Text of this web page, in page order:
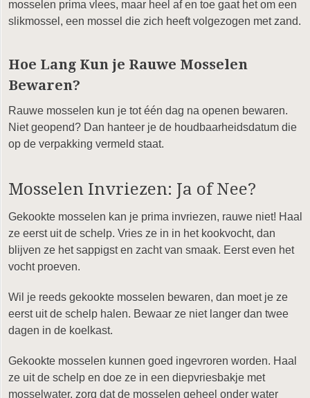
mosselen prima vlees, maar heel af en toe gaat het om een
slikmossel, een mossel die zich heeft volgezogen met zand.
Hoe Lang Kun je Rauwe Mosselen
Bewaren?
Rauwe mosselen kun je tot één dag na openen bewaren.
Niet geopend? Dan hanteer je de houdbaarheidsdatum die
op de verpakking vermeld staat.
Mosselen Invriezen: Ja of Nee?
Gekookte mosselen kan je prima invriezen, rauwe niet! Haal
ze eerst uit de schelp. Vries ze in in het kookvocht, dan
blijven ze het sappigst en zacht van smaak. Eerst even het
vocht proeven.
Wil je reeds gekookte mosselen bewaren, dan moet je ze
eerst uit de schelp halen. Bewaar ze niet langer dan twee
dagen in de koelkast.
Gekookte mosselen kunnen goed ingevroren worden. Haal
ze uit de schelp en doe ze in een diepvriesbakje met
mosselwater, zorg dat de mosselen geheel onder water